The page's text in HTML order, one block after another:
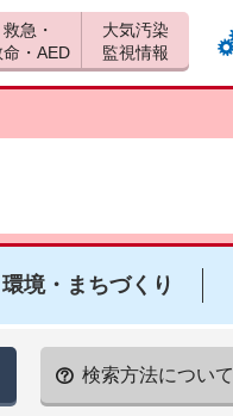
救急・
命・AED
大気汚染
監視情報
環境・まちづくり
検索方法について